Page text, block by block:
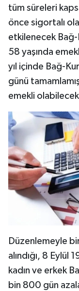
tüm süreleri
önce sigortalı
etkilenecek
58 yaşında
yıl içinde Bağ-
günü
emekli
Düzenlemeyle
alındığı, 8 Eylül
kadın ve erkek
bin 800 gün